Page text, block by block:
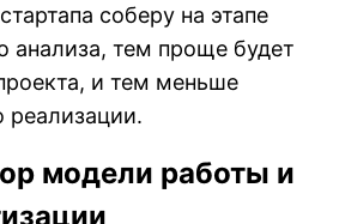
соберу на этапе
анализа, тем проще будет
и тем меньше
реализации.
модели работы и